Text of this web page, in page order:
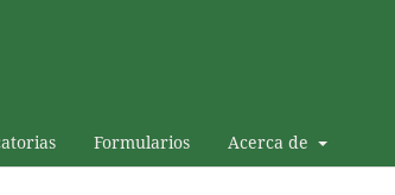
Formularios Acerca de